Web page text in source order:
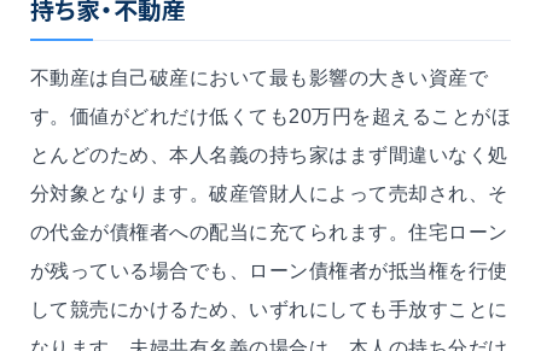
持ち家・不動産
不動産は自己破産において最も影響の大きい資産で
す。価値がどれだけ低くても20万円を超えることがほ
とんどのため、本人名義の持ち家はまず間違いなく処
分対象となります。破産管財人によって売却され、そ
の代金が債権者への配当に充てられます。住宅ローン
が残っている場合でも、ローン債権者が抵当権を行使
して競売にかけるため、いずれにしても手放すことに